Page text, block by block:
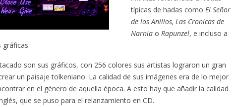
típicas de hadas como El Señor
de los Anillos, Las Cronicas de
Narnia o Rapunzel, e incluso a
gráficas.
son sus gráficos, con 256 colores sus artistas lograron un gran
un paisaje tolkeniano. La calidad de sus imágenes era de lo mejor
en el género de aquella época. A esto hay que añadir la calidad
que se puso para el relanzamiento en CD.